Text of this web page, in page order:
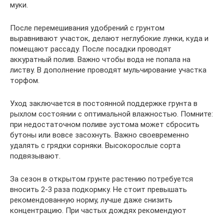
муки.
После перемешивания удобрений с грунтом
выравнивают участок, делают неглубокие лунки, куда и
помещают рассаду. После посадки проводят
аккуратный полив. Важно чтобы вода не попала на
листву. В дополнение проводят мульчирование участка
торфом.
Уход заключается в постоянной поддержке грунта в
рыхлом состоянии с оптимальной влажностью. Помните:
при недостаточном поливе эустома может сбросить
бутоны или вовсе засохнуть. Важно своевременно
удалять с грядки сорняки. Высокорослые сорта
подвязывают.
За сезон в открытом грунте растению потребуется
вносить 2-3 раза подкормку. Не стоит превышать
рекомендованную норму, лучше даже снизить
концентрацию. При частых дождях рекомендуют